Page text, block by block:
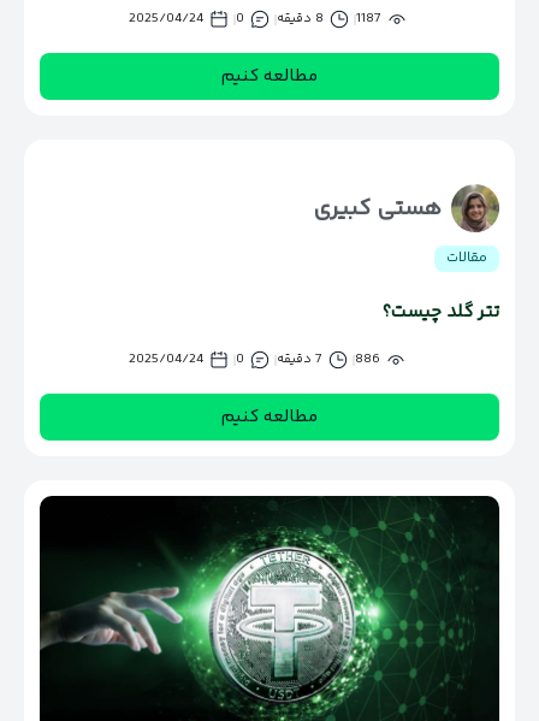
1187 8 دقیقه 0
2025/04/24
مطالعه کنیم
هستی کبیری
مقالات
تتر گلد چیست؟
886 7 دقیقه 0
2025/04/24
مطالعه کنیم